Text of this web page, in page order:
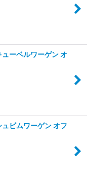
ーベルワーゲン オ
ビムワーゲン オフ